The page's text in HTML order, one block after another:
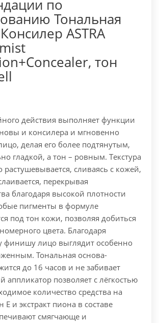
по
Тональная
ASTRA
тон
действия выполняет функции
и консилера и мгновенно
делая его более подтянутым,
гладкой, а тон – ровным. Tекстура
растушевывается, сливаясь с кожей,
перекрывая
благодаря высокой плотности
пигменты в формуле
под тон кожи, позволяя добиться
цвета. Благодаря
финишу лицо выглядит особенно
Тональная основа-
до 16 часов и не забивает
аппликатор позволяет с лёгкостью
количество средства на
и экстракт пиона в составе
смягчающе и